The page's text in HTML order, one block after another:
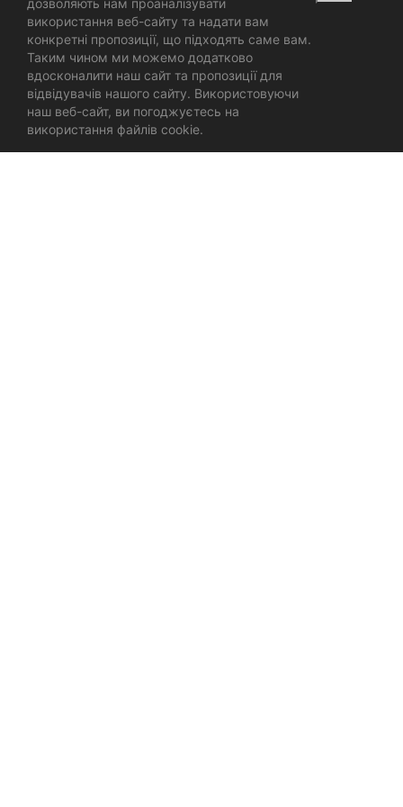
дозволяють нам проаналізувати
використання веб-сайту та надати вам
конкретні пропозиції, що підходять саме вам.
Таким чином ми можемо додатково
вдосконалити наш сайт та пропозиції для
відвідувачів нашого сайту. Використовуючи
наш веб-сайт, ви погоджуєтесь на
використання файлів cookie.